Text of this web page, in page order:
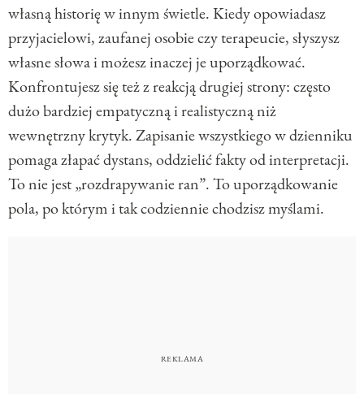
własną historię w innym świetle. Kiedy opowiadasz
przyjacielowi, zaufanej osobie czy terapeucie, słyszysz
własne słowa i możesz inaczej je uporządkować.
Konfrontujesz się też z reakcją drugiej strony: często
dużo bardziej empatyczną i realistyczną niż
wewnętrzny krytyk. Zapisanie wszystkiego w dzienniku
pomaga złapać dystans, oddzielić fakty od interpretacji.
To nie jest „rozdrapywanie ran”. To uporządkowanie
pola, po którym i tak codziennie chodzisz myślami.